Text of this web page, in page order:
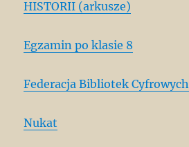
HISTORII (arkusze)
Egzamin po klasie 8
Federacja Bibliotek Cyfrowych
Nukat